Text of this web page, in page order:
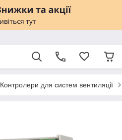
Контролери для систем вентиляції